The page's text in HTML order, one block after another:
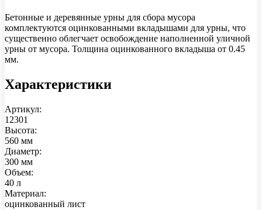
Бетонные и деревянные урны для сбора мусора
комплектуются оцинкованными вкладышами для урны, что
существенно облегчает освобождение наполненной уличной
урны от мусора. Толщина оцинкованного вкладыша от 0.45
мм.
Характеристики
Артикул:
12301
Высота:
560 мм
Диаметр:
300 мм
Объем:
40 л
Материал:
оцинкованный лист